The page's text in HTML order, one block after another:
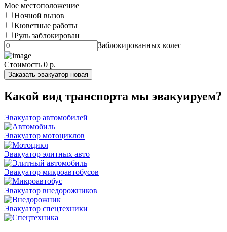
Мое местоположение
Ночной вызов
Кюветные работы
Руль заблокирован
Заблокированных колес
Стоимость 0 р.
Заказать эвакуатор новая
Какой вид транспорта мы эвакуируем?
Эвакуатор автомобилей
Эвакуатор мотоциклов
Эвакуатор элитных авто
Эвакуатор микроавтобусов
Эвакуатор внедорожников
Эвакуатор спецтехники